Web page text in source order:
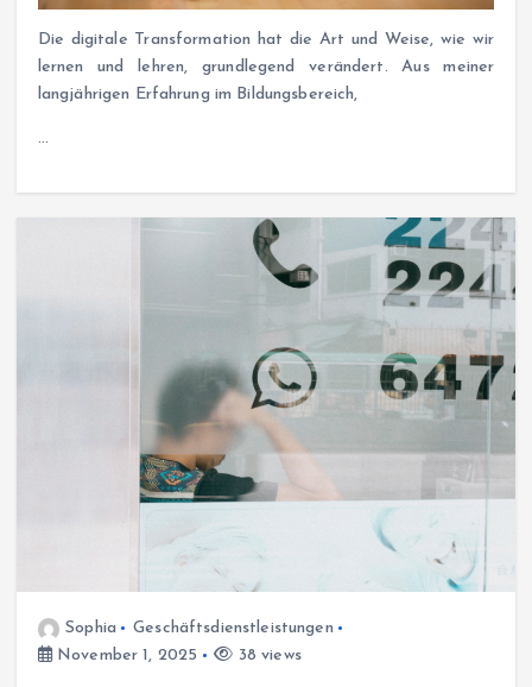
Die digitale Transformation hat die Art und Weise, wie wir
lernen und lehren, grundlegend verändert. Aus meiner
langjährigen Erfahrung im Bildungsbereich,
…
Sophia
Geschäftsdienstleistungen
November 1, 2025
38 views